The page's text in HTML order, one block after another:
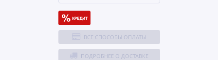
ВСЕ СПОСОБЫ ОПЛАТЫ
ПОДРОБНЕЕ О ДОСТАВКЕ